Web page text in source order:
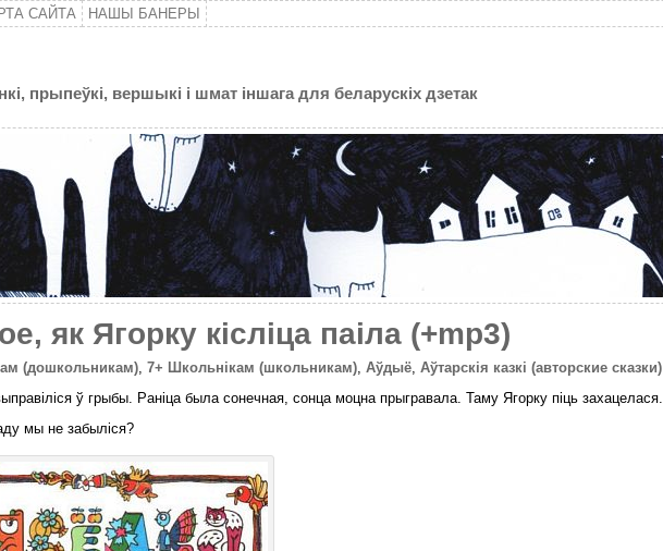
САЙТА НАШЫ БАНЕРЫ
прыпеўкі, вершыкі і шмат іншага для беларускіх дзетак
як Ягорку кiслiца паiла (+mp3)
(дошкольникам), 7+ Школьнікам (школьникам), Аўдыё, Аўтарскія казкі (авторские сказки)|
ў грыбы. Раніца была сонечная, сонца моцна прыгравала. Таму Ягорку піць захацелася.
мы не забыліся?